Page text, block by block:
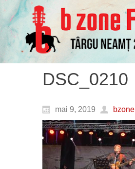
DSC_0210
mai 9, 2019 bzone